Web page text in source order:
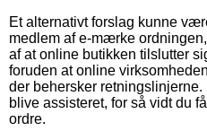
Et alternativt forslag kunne
medlem af e-mærke
af at online butikken tilslutter
foruden at online
der behersker
blive assisteret, for så vidt du
ordre.